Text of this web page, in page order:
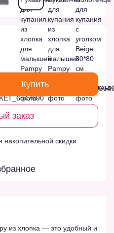
Купить
заказ
накопительной скидки
из хлопка — это удобный и